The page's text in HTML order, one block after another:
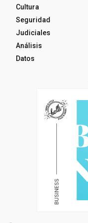
Cultura
Seguridad
Judiciales
Análisis
Datos